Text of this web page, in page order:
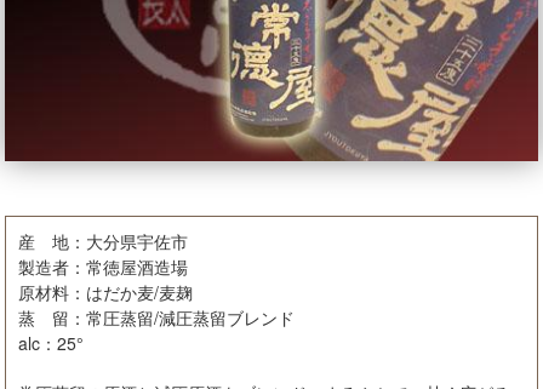
産 地：大分県宇佐市
製造者：常徳屋酒造場
原材料：はだか麦/麦麹
蒸 留：常圧蒸留/減圧蒸留ブレンド
alc：25°